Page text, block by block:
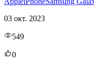
03 окт. 2023
549
0